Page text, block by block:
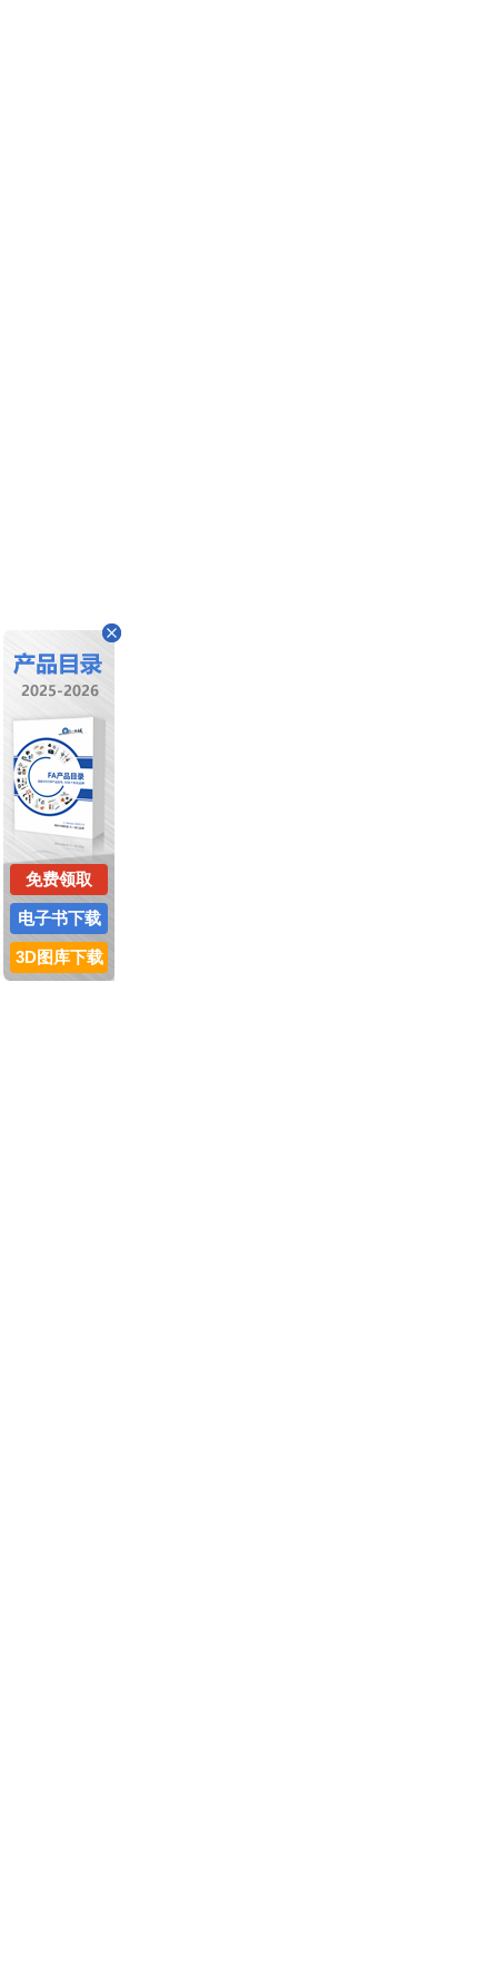
免费领取
电子书下载
3D图库下载